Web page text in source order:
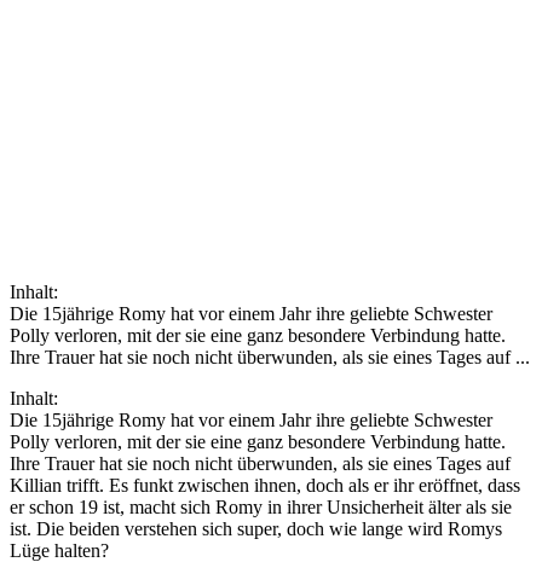
Inhalt:
Die 15jährige Romy hat vor einem Jahr ihre geliebte Schwester
Polly verloren, mit der sie eine ganz besondere Verbindung hatte.
Ihre Trauer hat sie noch nicht überwunden, als sie eines Tages auf ...
Inhalt:
Die 15jährige Romy hat vor einem Jahr ihre geliebte Schwester
Polly verloren, mit der sie eine ganz besondere Verbindung hatte.
Ihre Trauer hat sie noch nicht überwunden, als sie eines Tages auf
Killian trifft. Es funkt zwischen ihnen, doch als er ihr eröffnet, dass
er schon 19 ist, macht sich Romy in ihrer Unsicherheit älter als sie
ist. Die beiden verstehen sich super, doch wie lange wird Romys
Lüge halten?